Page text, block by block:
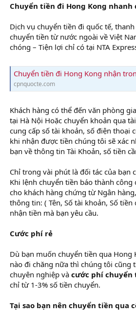
Chuyển tiền đi Hong Kong nhanh
Dịch vụ chuyển tiền đi quốc tế,
chuyển tiền từ nước ngoài về Việt
chóng – Tiện lợi chỉ có tại NTA
Chuyển tiền đi Hong Kong nhận
cpnquocte.com
Khách hàng có thể đến văn phòng
tại Hà Nội Hoặc chuyển khoản qua
cung cấp số tài khoản, số điện thoại
khi nhận được tiền chúng tôi sẽ xác
bạn về thông tin Tài Khoản, số tiền
Chỉ trong vài phút là đối tác của bạn
Khi lệnh chuyển tiền báo thành công
cho khách hàng chứng từ Ngân
thông tin: ( Tên, Số tài khoản, Số tiền
nhận tiền mà bạn yêu cầu.
Cước phí rẻ
Dù bạn muốn chuyển tiền qua Hong
nào đi chăng nữa thì chúng tôi cũng
chuyên nghiệp và cước phí chuyển
chỉ từ 1-3% số tiền chuyển.
Tại sao bạn nên chuyển tiền qua